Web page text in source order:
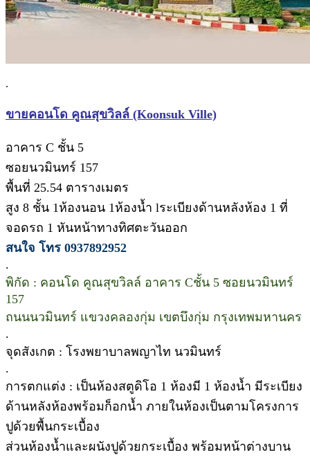
.
ขายคอนโด คูณสุขวิลล์ (Koonsuk Ville)
อาคาร C ชั้น 5
ซอยนวมินทร์ 157
พื้นที่ 25.54 ตารางเมตร
สูง 8 ชั้น 1ห้องนอน 1ห้องน้ำ lระเบียงด้านหลังห้อง 1 ที่
จอดรถ 1 หันหน้าทางทิศตะวันออก
สนใจ โทร 0937892952
.
พิกัด : คอนโด คูณสุขวิลล์ อาคาร Cชั้น 5 ซอยนวมินทร์
157
ถนนนวมินทร์ แขวงคลองกุ่ม เขตบึงกุ่ม กรุงเทพมหานคร
.
จุดสังเกต : โรงพยาบาลพญาไท นวมินทร์
.
การตกแต่ง : เป็นห้องสตูดิโอ 1 ห้องมี 1 ห้องน้ำ มีระเบียง
ด้านหลังห้องพร้อมก็อกน้ำ ภายในห้องเป็นตามโครงการ
ปูด้วยพื้นกระเบื้อง
ส่วนห้องน้ำและผนังปูด้วยกระเบื้อง พร้อมหน้าต่างบาน